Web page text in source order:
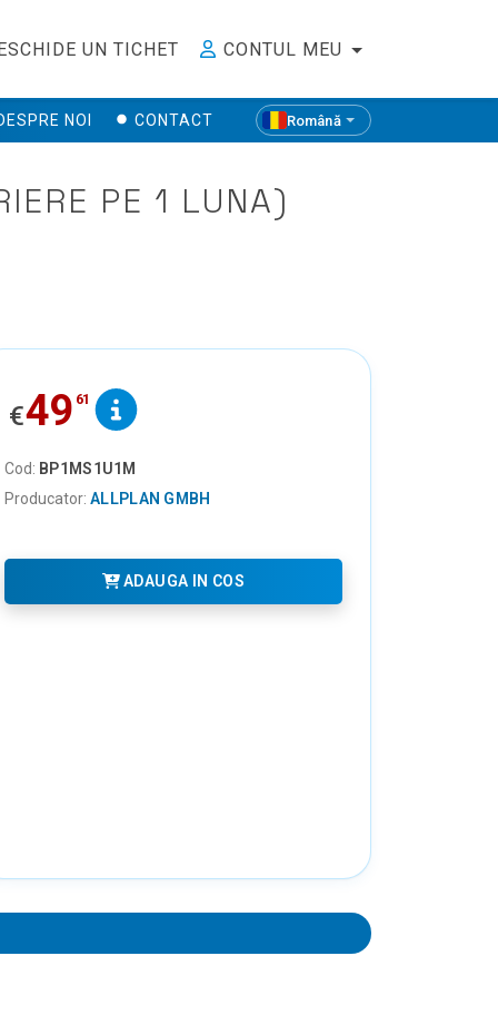
UN TICHET CONTUL MEU
NOI CONTACT Română
PE 1 LUNA)
€49 61
Cod: BP1MS1U1M
Producator: ALLPLAN GMBH
ADAUGA IN COS